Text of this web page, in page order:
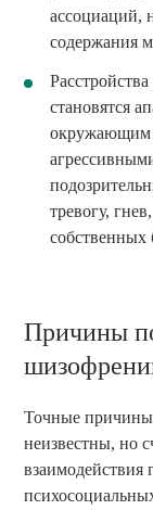
ассоциаций,
содержания
становятся
окружающим
тревогу,
Причины
Точные
неизвестны, но
взаимодействия